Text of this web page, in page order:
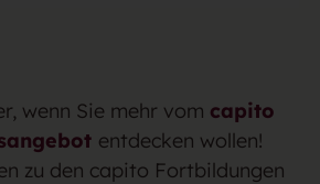
wenn Sie mehr vom capito
entdecken wollen!
zu den capito Fortbildungen